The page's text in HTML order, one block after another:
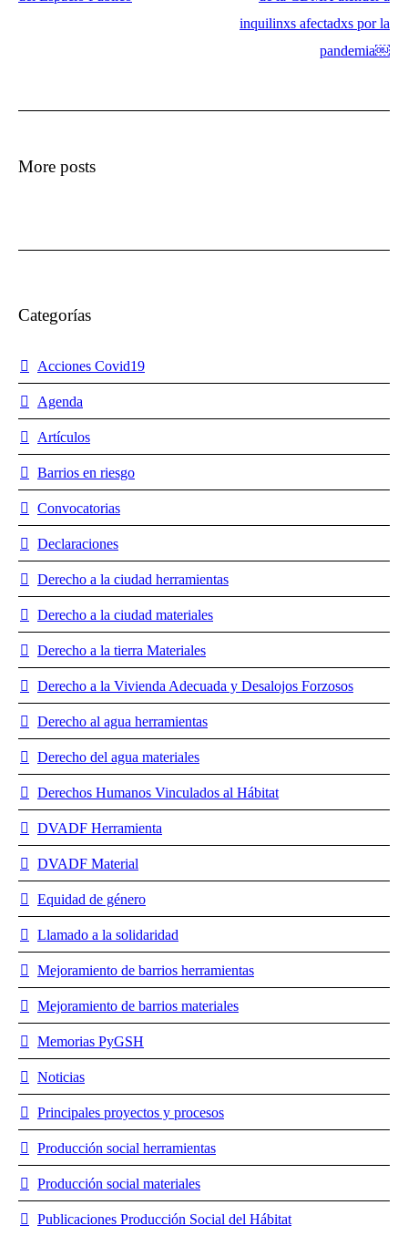
inquilinxs afectadxs por la
pandemia￼
More posts
Categorías
Acciones Covid19
Agenda
Artículos
Barrios en riesgo
Convocatorias
Declaraciones
Derecho a la ciudad herramientas
Derecho a la ciudad materiales
Derecho a la tierra Materiales
Derecho a la Vivienda Adecuada y Desalojos Forzosos
Derecho al agua herramientas
Derecho del agua materiales
Derechos Humanos Vinculados al Hábitat
DVADF Herramienta
DVADF Material
Equidad de género
Llamado a la solidaridad
Mejoramiento de barrios herramientas
Mejoramiento de barrios materiales
Memorias PyGSH
Noticias
Principales proyectos y procesos
Producción social herramientas
Producción social materiales
Publicaciones Producción Social del Hábitat